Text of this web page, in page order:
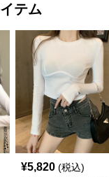
テム
¥5,820 (税込)